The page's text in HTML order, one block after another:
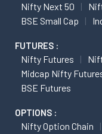
Nifty Next 50
BSE Small Cap
FUTURES :
Nifty Futures
Midcap Nifty
BSE Futures
OPTIONS :
Nifty Option Chain